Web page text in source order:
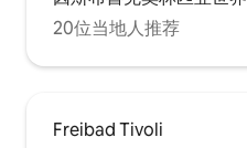
20位当地人推荐
Freibad Tivoli